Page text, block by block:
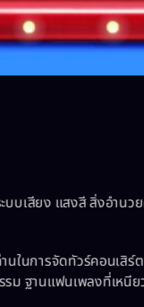
บเสียง แสงสี สิ่งอำนว
ในการจัดทัวร์คอนเสิร์
รม ฐานแฟนเพลงที่เหนี